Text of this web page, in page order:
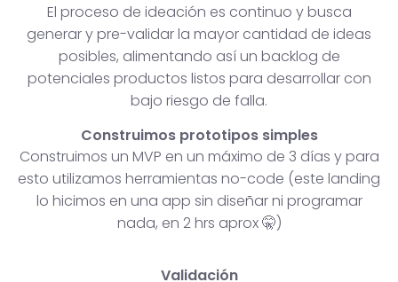
El proceso de ideación es continuo y busca
generar y pre-validar la mayor cantidad de ideas
posibles, alimentando así un backlog de
potenciales productos listos para desarrollar con
bajo riesgo de falla.
Construimos prototipos simples
Construimos un MVP en un máximo de 3 días y para
esto utilizamos herramientas no-code (este landing
lo hicimos en una app sin diseñar ni programar
nada, en 2 hrs aprox 🤫)
Validación